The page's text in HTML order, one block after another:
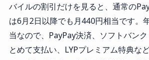
バイルの割引だけを見ると、通常の
は6月2日以降でも月440円相当です。
当なので、PayPay決済、ソフトバン
とめて支払い、LYPプレミアム特典な